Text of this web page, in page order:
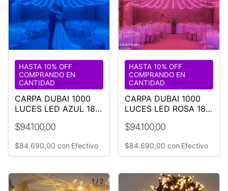
CARPA DUBAI 1000
LUCES LED AZUL 18
EVENTO
$94.100,00
HASTA 10% OFF
COMPRANDO EN
CANTIDAD
$84.690,00 con Efectivo
CARPA DUBAI 1000
LUCES LED ROSA 18
EVENTO
$94.100,00
HASTA 10% OFF
COMPRANDO EN
CANTIDAD
$84.690,00 con Efectivo
1/ 2